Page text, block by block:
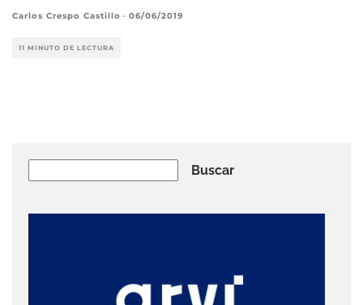
Carlos Crespo Castillo · 06/06/2019
11 MINUTO DE LECTURA
Buscar